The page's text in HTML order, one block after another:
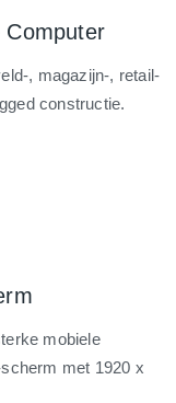
Computer
, magazijn-, retail-
constructie.
mobiele
met 1920 x